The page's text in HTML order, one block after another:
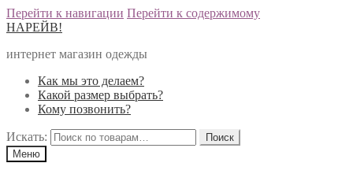
Перейти к навигации Перейти к содержимому
НАРЕЙВ!
интернет магазин одежды
Как мы это делаем?
Какой размер выбрать?
Кому позвонить?
Искать:
Меню